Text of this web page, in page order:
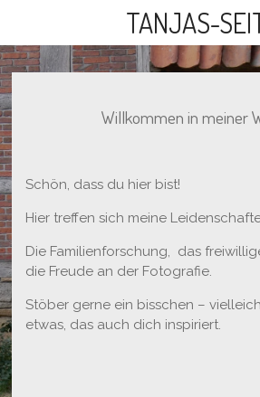
springen
TANJAS-
Willkommen in meiner
Schön, dass du hier bist!
Hier treffen sich meine
Die Familienforschung, das
die Freude an der Fotografie.
Stöber gerne ein bisschen –
etwas, das auch dich inspiriert.